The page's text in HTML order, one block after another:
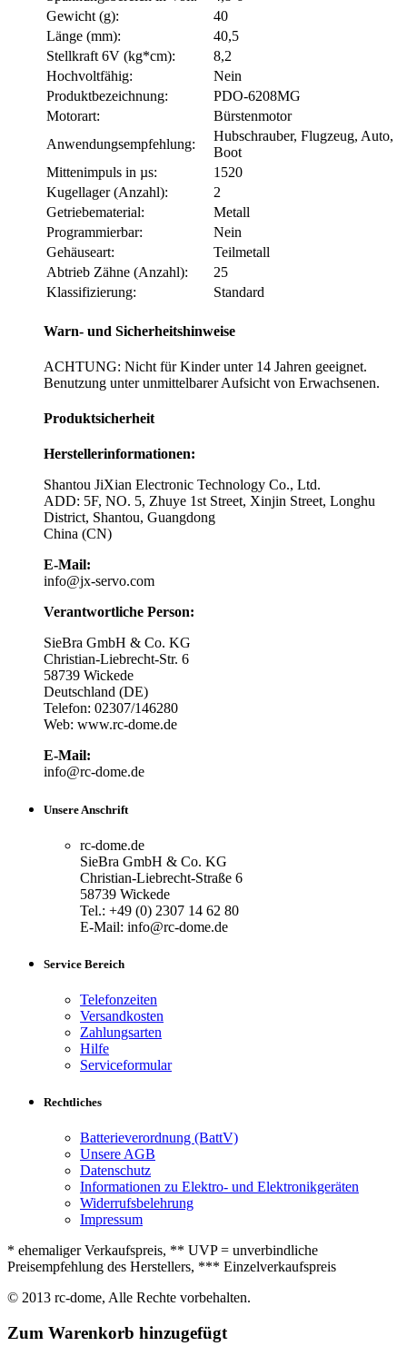
Gewicht (g):
40
Länge (mm):
40,5
Stellkraft 6V (kg*cm):
8,2
Hochvoltfähig:
Nein
Produktbezeichnung:
PDO-6208MG
Motorart:
Bürstenmotor
Anwendungsempfehlung:
Hubschrauber, Flugzeug, Auto,
Boot
Mittenimpuls in µs:
1520
Kugellager (Anzahl):
2
Getriebematerial:
Metall
Programmierbar:
Nein
Gehäuseart:
Teilmetall
Abtrieb Zähne (Anzahl):
25
Klassifizierung:
Standard
Warn- und Sicherheitshinweise
ACHTUNG: Nicht für Kinder unter 14 Jahren geeignet.
Benutzung unter unmittelbarer Aufsicht von Erwachsenen.
Produktsicherheit
Herstellerinformationen:
Shantou JiXian Electronic Technology Co., Ltd.
ADD: 5F, NO. 5, Zhuye 1st Street, Xinjin Street, Longhu
District, Shantou, Guangdong
China (CN)
E-Mail:
info@jx-servo.com
Verantwortliche Person:
SieBra GmbH & Co. KG
Christian-Liebrecht-Str. 6
58739 Wickede
Deutschland (DE)
Telefon: 02307/146280
Web: www.rc-dome.de
E-Mail:
info@rc-dome.de
Unsere Anschrift
rc-dome.de
SieBra GmbH & Co. KG
Christian-Liebrecht-Straße 6
58739 Wickede
Tel.: +49 (0) 2307 14 62 80
E-Mail: info@rc-dome.de
Service Bereich
Telefonzeiten
Versandkosten
Zahlungsarten
Hilfe
Serviceformular
Rechtliches
Batterieverordnung (BattV)
Unsere AGB
Datenschutz
Informationen zu Elektro- und Elektronikgeräten
Widerrufsbelehrung
Impressum
* ehemaliger Verkaufspreis, ** UVP = unverbindliche
Preisempfehlung des Herstellers, *** Einzelverkaufspreis
© 2013 rc-dome, Alle Rechte vorbehalten.
Zum Warenkorb hinzugefügt